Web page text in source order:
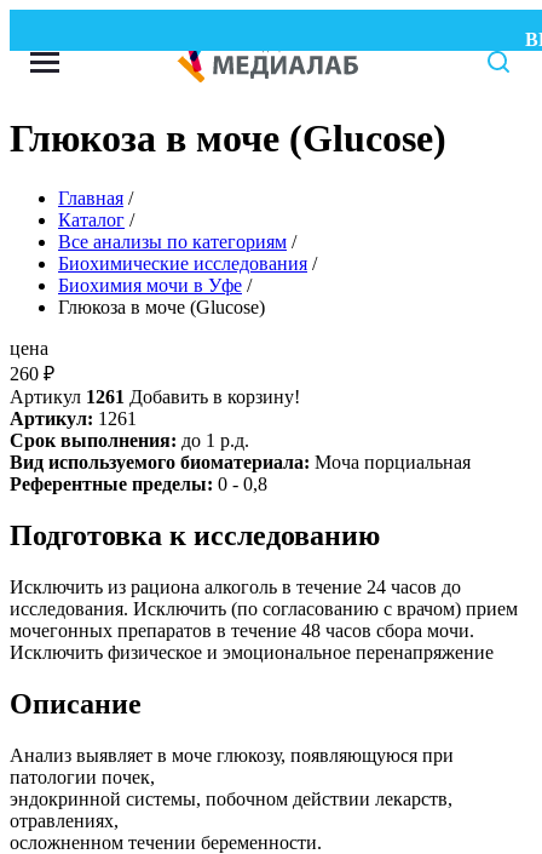
Глюкоза в моче (Glucose)
Главная /
Каталог /
Все анализы по категориям /
Биохимические исследования /
Биохимия мочи в Уфе /
Глюкоза в моче (Glucose)
цена
260 ₽
Артикул 1261 Добавить в корзину!
Артикул: 1261
Срок выполнения: до 1 р.д.
Вид используемого биоматериала: Моча порциальная
Референтные пределы: 0 - 0,8
Подготовка к исследованию
Исключить из рациона алкоголь в течение 24 часов до
исследования. Исключить (по согласованию с врачом) прием
мочегонных препаратов в течение 48 часов сбора мочи.
Исключить физическое и эмоциональное перенапряжение
Описание
Анализ выявляет в моче глюкозу, появляющуюся при
патологии почек,
эндокринной системы, побочном действии лекарств,
отравлениях,
осложненном течении беременности.